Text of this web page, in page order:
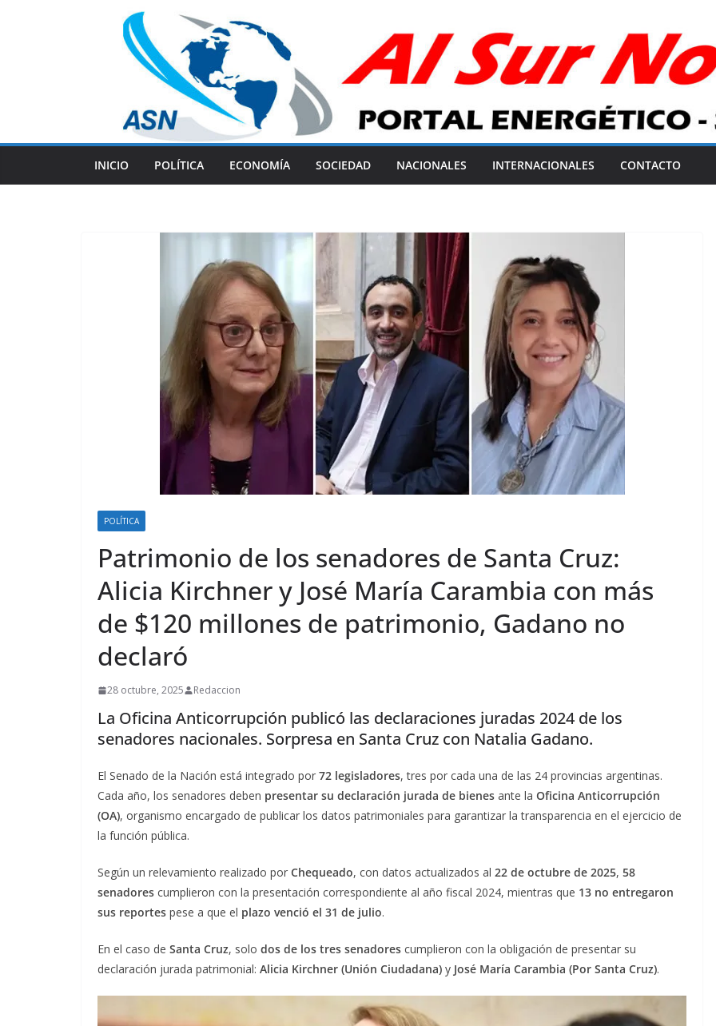
INICIO POLÍTICA ECONOMÍA SOCIEDAD NACIONALES INTERNACIONALES CONTACTO
POLÍTICA
Patrimonio de los senadores de Santa Cruz:
Alicia Kirchner y José María Carambia con más
de $120 millones de patrimonio, Gadano no
declaró
28 octubre, 2025 Redaccion
La Oficina Anticorrupción publicó las declaraciones juradas 2024 de los
senadores nacionales. Sorpresa en Santa Cruz con Natalia Gadano.
El Senado de la Nación está integrado por 72 legisladores, tres por cada una de las 24 provincias argentinas.
Cada año, los senadores deben presentar su declaración jurada de bienes ante la Oficina Anticorrupción
(OA), organismo encargado de publicar los datos patrimoniales para garantizar la transparencia en el ejercicio de
la función pública.
Según un relevamiento realizado por Chequeado, con datos actualizados al 22 de octubre de 2025, 58
senadores cumplieron con la presentación correspondiente al año fiscal 2024, mientras que 13 no entregaron
sus reportes pese a que el plazo venció el 31 de julio.
En el caso de Santa Cruz, solo dos de los tres senadores cumplieron con la obligación de presentar su
declaración jurada patrimonial: Alicia Kirchner (Unión Ciudadana) y José María Carambia (Por Santa Cruz).